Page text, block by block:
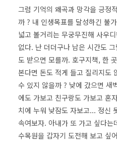
그럼 기억의 왜곡과 망각을 긍정
까 ? 내 인생목표를 달성하긴 불
넓고 볼거리는 무궁무진해 사우
없다. 난 더더구나 남은 시간도
도 받으면 모를까. 호구지책, 한
본다면 돈도 적게 들고 질리지도
수 있지 않을까 ? 낮에 갔으면 새
에도 가보고 친구랑도 가보고 혼
치에 누워 낮잠도 자보고... 정신
속여보자. 아내가 또 가고 싶다는
수목원을 갑자기 도전해 보고 싶